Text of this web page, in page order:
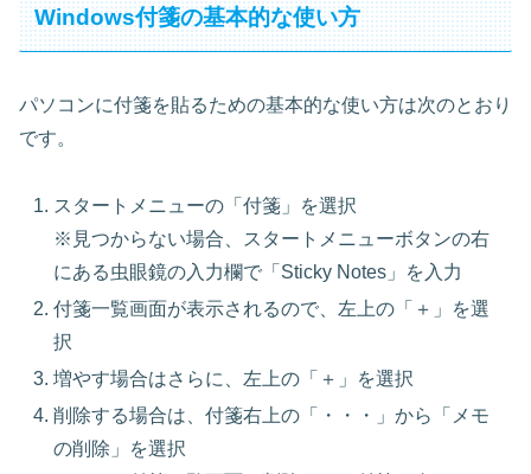
Windows付箋の基本的な使い方
パソコンに付箋を貼るための基本的な使い方は次のとおり
です。
スタートメニューの「付箋」を選択
※見つからない場合、スタートメニューボタンの右
にある虫眼鏡の入力欄で「Sticky Notes」を入力
付箋一覧画面が表示されるので、左上の「＋」を選
択
増やす場合はさらに、左上の「＋」を選択
削除する場合は、付箋右上の「・・・」から「メモ
の削除」を選択